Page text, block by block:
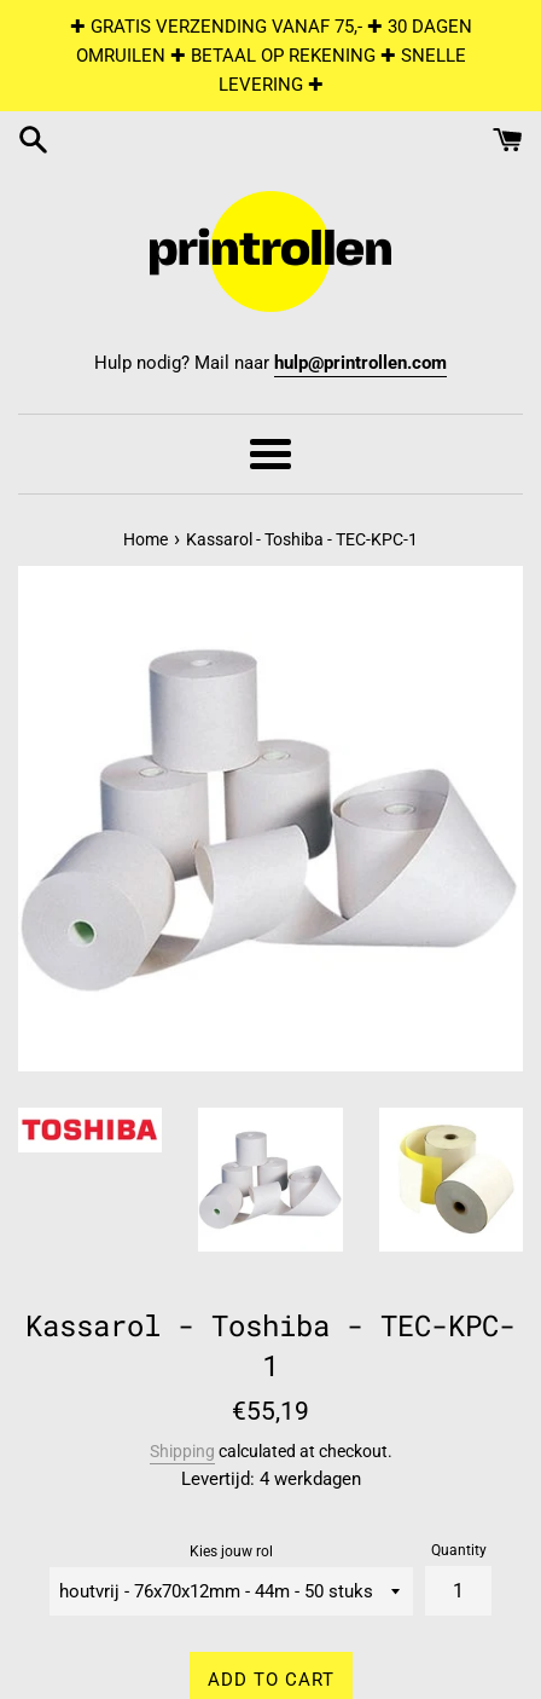
✚ GRATIS VERZENDING VANAF 75,- ✚ 30 DAGEN
OMRUILEN ✚ BETAAL OP REKENING ✚ SNELLE
LEVERING ✚
Hulp nodig? Mail naar hulp@printrollen.com
Menu
Home › Kassarol - Toshiba - TEC-KPC-1
Kassarol - Toshiba - TEC-KPC-
1
Regular
€55,19
Shipping calculated at checkout.
Levertijd: 4 werkdagen
Kies jouw rol Quantity
ADD TO CART